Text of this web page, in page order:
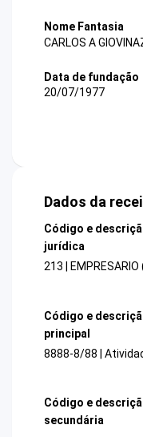
Nome Fantasia
CARLOS A
Data de fundação
20/07/1977
Dados da
Código e
jurídica
213 | EMPRESARIO
Código e
principal
8888-8/88 |
Código e
secundária